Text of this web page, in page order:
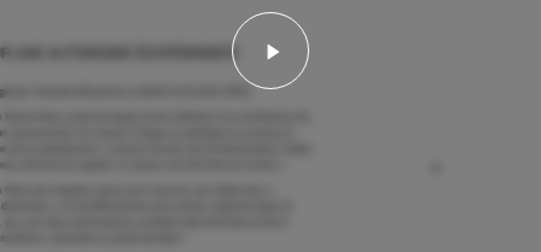
Lancer la vidéo -